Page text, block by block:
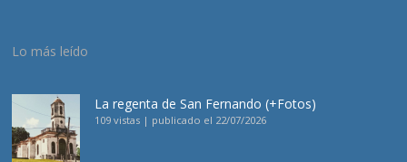
Lo más leído
La regenta de San Fernando (+Fotos)
109 vistas | publicado el 22/07/2026